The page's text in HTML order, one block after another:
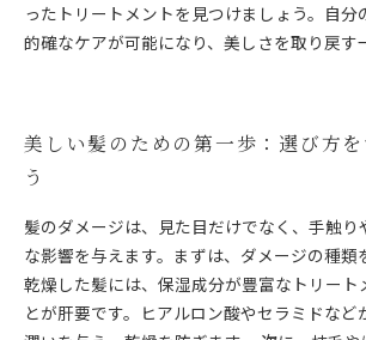
ったトリートメントを見つけましょう。自分
的確なケアが可能になり、美しさを取り戻す
美しい髪のための第一歩：選び方
う
髪のダメージは、見た目だけでなく、手触り
な影響を与えます。まずは、ダメージの種類
乾燥した髪には、保湿成分が豊富なトリート
とが肝要です。ヒアルロン酸やセラミドなど